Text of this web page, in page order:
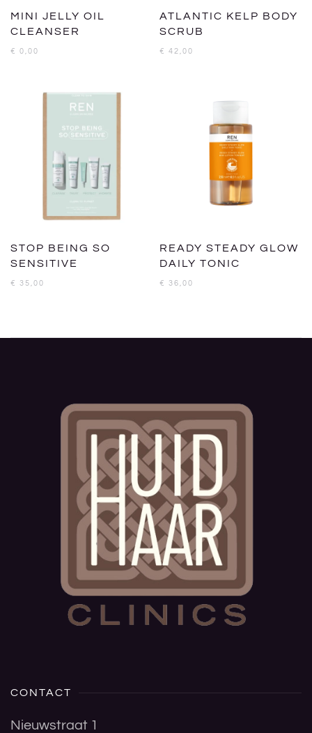
MINI JELLY OIL
CLEANSER
€ 0,00
ATLANTIC KELP BODY
SCRUB
€ 42,00
STOP BEING SO
SENSITIVE
€ 35,00
READY STEADY GLOW
DAILY TONIC
€ 36,00
CONTACT
Nieuwstraat 1